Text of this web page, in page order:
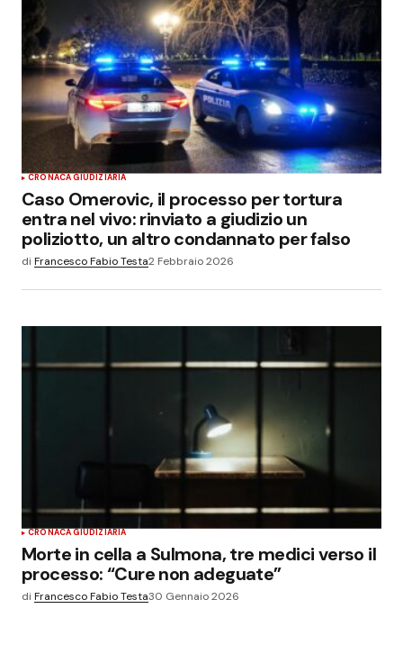
CRONACA GIUDIZIARIA
Caso Omerovic, il processo per tortura
entra nel vivo: rinviato a giudizio un
poliziotto, un altro condannato per falso
di Francesco Fabio Testa2 Febbraio 2026
CRONACA GIUDIZIARIA
Morte in cella a Sulmona, tre medici verso il
processo: “Cure non adeguate”
di Francesco Fabio Testa30 Gennaio 2026